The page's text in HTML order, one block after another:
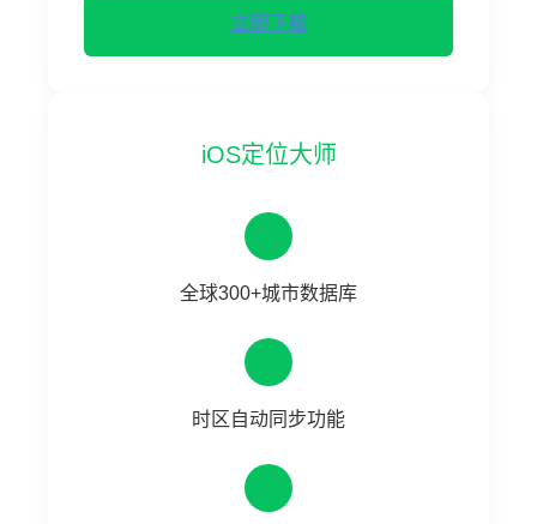
立即下载
iOS定位大师
全球300+城市数据库
时区自动同步功能